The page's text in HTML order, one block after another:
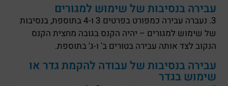
עבירה בנסיבות של שימוש למגורים
3. נעברה עבירה כמפורט בפרטים 3 ו-4 בתוספת, בנסיבות
של שימוש למגורים – יהיה הקנס בגובה מחצית הקנס
הנקוב לצד אותה עבירה בטורים ב' ו-ג' בתוספת.
עבירה בנסיבות של עבודה להקמת גדר או
שימוש בגדר